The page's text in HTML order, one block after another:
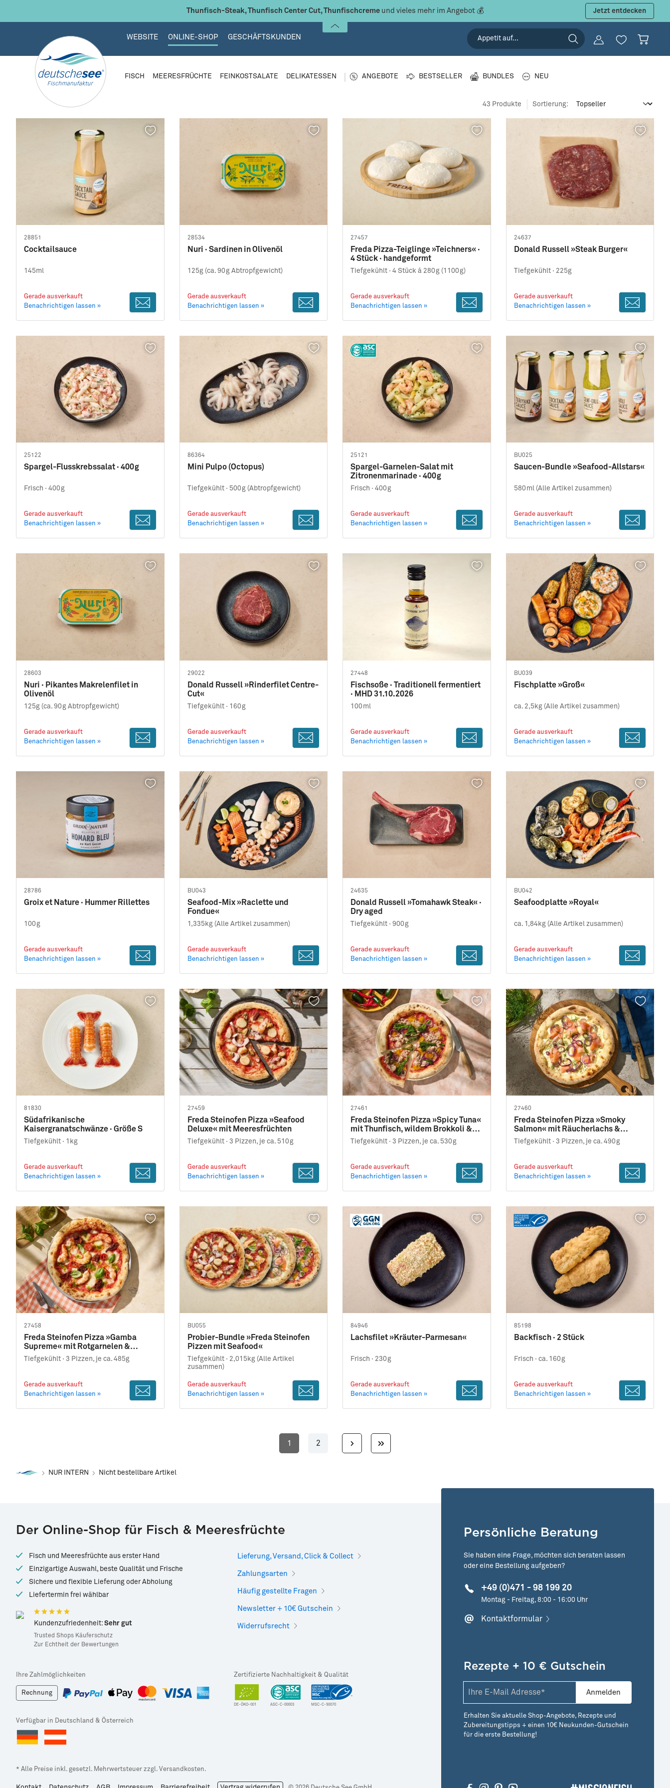
Thunfisch-Steak, Thunfisch Center Cut, Thunfischcreme und vieles mehr im Angebot 💰 Jetzt entdecken
WEBSITE ONLINE-SHOP GESCHÄFTSKUNDEN
FISCH MEERESFRÜCHTE FEINKOSTSALATE DELIKATESSEN ANGEBOTE BESTSELLER BUNDLES NEU
43 Produkte Sortierung:
28851
Cocktailsauce
145ml
Gerade ausverkauft
Benachrichtigen lassen »
28534
Nuri · Sardinen in Olivenöl
125g (ca. 90g Abtropfgewicht)
Gerade ausverkauft
Benachrichtigen lassen »
27457
Freda Pizza-Teiglinge »Teichners« ·
4 Stück · handgeformt
Tiefgekühlt · 4 Stück á 280g (1100g)
Gerade ausverkauft
Benachrichtigen lassen »
24637
Donald Russell »Steak Burger«
Tiefgekühlt · 225g
Gerade ausverkauft
Benachrichtigen lassen »
25122
Spargel-Flusskrebssalat · 400g
Frisch · 400g
Gerade ausverkauft
Benachrichtigen lassen »
86364
Mini Pulpo (Octopus)
Tiefgekühlt · 500g (Abtropfgewicht)
Gerade ausverkauft
Benachrichtigen lassen »
25121
Spargel-Garnelen-Salat mit
Zitronenmarinade · 400g
Frisch · 400g
Gerade ausverkauft
Benachrichtigen lassen »
BU025
Saucen-Bundle »Seafood-Allstars«
580ml (Alle Artikel zusammen)
Gerade ausverkauft
Benachrichtigen lassen »
28603
Nuri · Pikantes Makrelenfilet in
Olivenöl
125g (ca. 90g Abtropfgewicht)
Gerade ausverkauft
Benachrichtigen lassen »
29022
Donald Russell »Rinderfilet Centre-
Cut«
Tiefgekühlt · 160g
Gerade ausverkauft
Benachrichtigen lassen »
27448
Fischsoße · Traditionell fermentiert
· MHD 31.10.2026
100ml
Gerade ausverkauft
Benachrichtigen lassen »
BU039
Fischplatte »Groß«
ca. 2,5kg (Alle Artikel zusammen)
Gerade ausverkauft
Benachrichtigen lassen »
28786
Groix et Nature · Hummer Rillettes
100g
Gerade ausverkauft
Benachrichtigen lassen »
BU043
Seafood-Mix »Raclette und
Fondue«
1,335kg (Alle Artikel zusammen)
Gerade ausverkauft
Benachrichtigen lassen »
24635
Donald Russell »Tomahawk Steak« ·
Dry aged
Tiefgekühlt · 900g
Gerade ausverkauft
Benachrichtigen lassen »
BU042
Seafoodplatte »Royal«
ca. 1,84kg (Alle Artikel zusammen)
Gerade ausverkauft
Benachrichtigen lassen »
81830
Südafrikanische
Kaisergranatschwänze · Größe S
Tiefgekühlt · 1kg
Gerade ausverkauft
Benachrichtigen lassen »
27459
Freda Steinofen Pizza »Seafood
Deluxe« mit Meeresfrüchten
Tiefgekühlt · 3 Pizzen, je ca. 510g
Gerade ausverkauft
Benachrichtigen lassen »
27461
Freda Steinofen Pizza »Spicy Tuna«
mit Thunfisch, wildem Brokkoli &
Mango-Dip
Tiefgekühlt · 3 Pizzen, je ca. 530g
Gerade ausverkauft
Benachrichtigen lassen »
27460
Freda Steinofen Pizza »Smoky
Salmon« mit Räucherlachs &
Honig-Dill-Topping
Tiefgekühlt · 3 Pizzen, je ca. 490g
Gerade ausverkauft
Benachrichtigen lassen »
27458
Freda Steinofen Pizza »Gamba
Supreme« mit Rotgarnelen &
Pinienkernen
Tiefgekühlt · 3 Pizzen, je ca. 485g
Gerade ausverkauft
Benachrichtigen lassen »
BU055
Probier-Bundle »Freda Steinofen
Pizzen mit Seafood«
Tiefgekühlt · 2,015kg (Alle Artikel
zusammen)
Gerade ausverkauft
Benachrichtigen lassen »
84946
Lachsfilet »Kräuter-Parmesan«
Frisch · 230g
Gerade ausverkauft
Benachrichtigen lassen »
85198
Backfisch · 2 Stück
Frisch · ca. 160g
Gerade ausverkauft
Benachrichtigen lassen »
Seite
1
2
NUR INTERN Nicht bestellbare Artikel
Der Online-Shop für Fisch & Meeresfrüchte
Fisch und Meeresfrüchte aus erster Hand
Einzigartige Auswahl, beste Qualität und Frische
Sichere und flexible Lieferung oder Abholung
Liefertermin frei wählbar
Kundenzufriedenheit: Sehr gut
Trusted Shops Käuferschutz
Zur Echtheit der Bewertungen
Lieferung, Versand, Click & Collect
Zahlungsarten
Häufig gestellte Fragen
Newsletter + 10€ Gutschein
Widerrufsrecht
Ihre Zahlmöglichkeiten
Rechnung
Zertifizierte Nachhaltigkeit & Qualität
DE-ÖKO-001 ASC-C-00003 MSC-C-50070
Verfügbar in Deutschland & Österreich
* Alle Preise inkl. gesetzl. Mehrwertsteuer zzgl. Versandkosten.
Persönliche Beratung
Sie haben eine Frage, möchten sich beraten lassen
oder eine Bestellung aufgeben?
+49 (0)471 - 98 199 20
Montag - Freitag, 8:00 - 16:00 Uhr
Kontaktformular
Rezepte + 10 € Gutschein
Anmelden
Erhalten Sie aktuelle Shop-Angebote, Rezepte und
Zubereitungstipps + einen 10€ Neukunden-Gutschein
für die erste Bestellung!